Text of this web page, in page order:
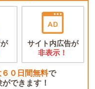
サイト内広告が
非表示！
０日間無料で
できます！